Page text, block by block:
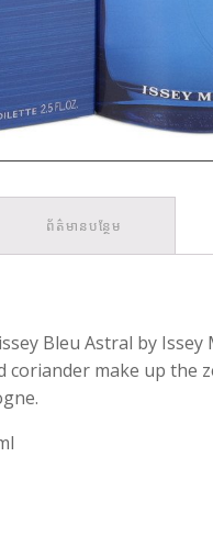
ព័ត៌មានបន្ថែម
Bleu Astral by
coriander make up the